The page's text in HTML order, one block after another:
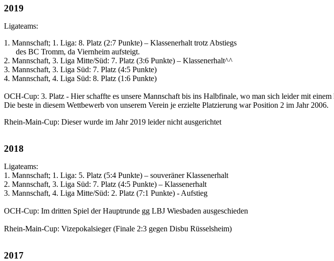
2019
Ligateams:
1. Mannschaft; 1. Liga: 8. Platz (2:7 Punkte) – Klassenerhalt trotz Abstiegs
des BC Tromm, da Viernheim aufsteigt.
2. Mannschaft, 3. Liga Mitte/Süd: 7. Platz (3:6 Punkte) – Klassenerhalt^^
3. Mannschaft, 3. Liga Süd: 7. Platz (4:5 Punkte)
4. Mannschaft, 4. Liga Süd: 8. Platz (1:6 Punkte)
OCH-Cup: 3. Platz - Hier schaffte es unsere Mannschaft bis ins Halbfinale, wo man sich leider mit
Die beste in diesem Wettbewerb von unserem Verein je erzielte Platzierung war Position 2 im Jahr 2006.
Rhein-Main-Cup: Dieser wurde im Jahr 2019 leider nicht ausgerichtet
2018
Ligateams:
1. Mannschaft; 1. Liga: 5. Platz (5:4 Punkte) – souveräner Klassenerhalt
2. Mannschaft, 3. Liga Süd: 7. Platz (4:5 Punkte) – Klassenerhalt
3. Mannschaft, 4. Liga Mitte/Süd: 2. Platz (7:1 Punkte) - Aufstieg
OCH-Cup: Im dritten Spiel der Hauptrunde gg LBJ Wiesbaden ausgeschieden
Rhein-Main-Cup: Vizepokalsieger (Finale 2:3 gegen Disbu Rüsselsheim)
2017